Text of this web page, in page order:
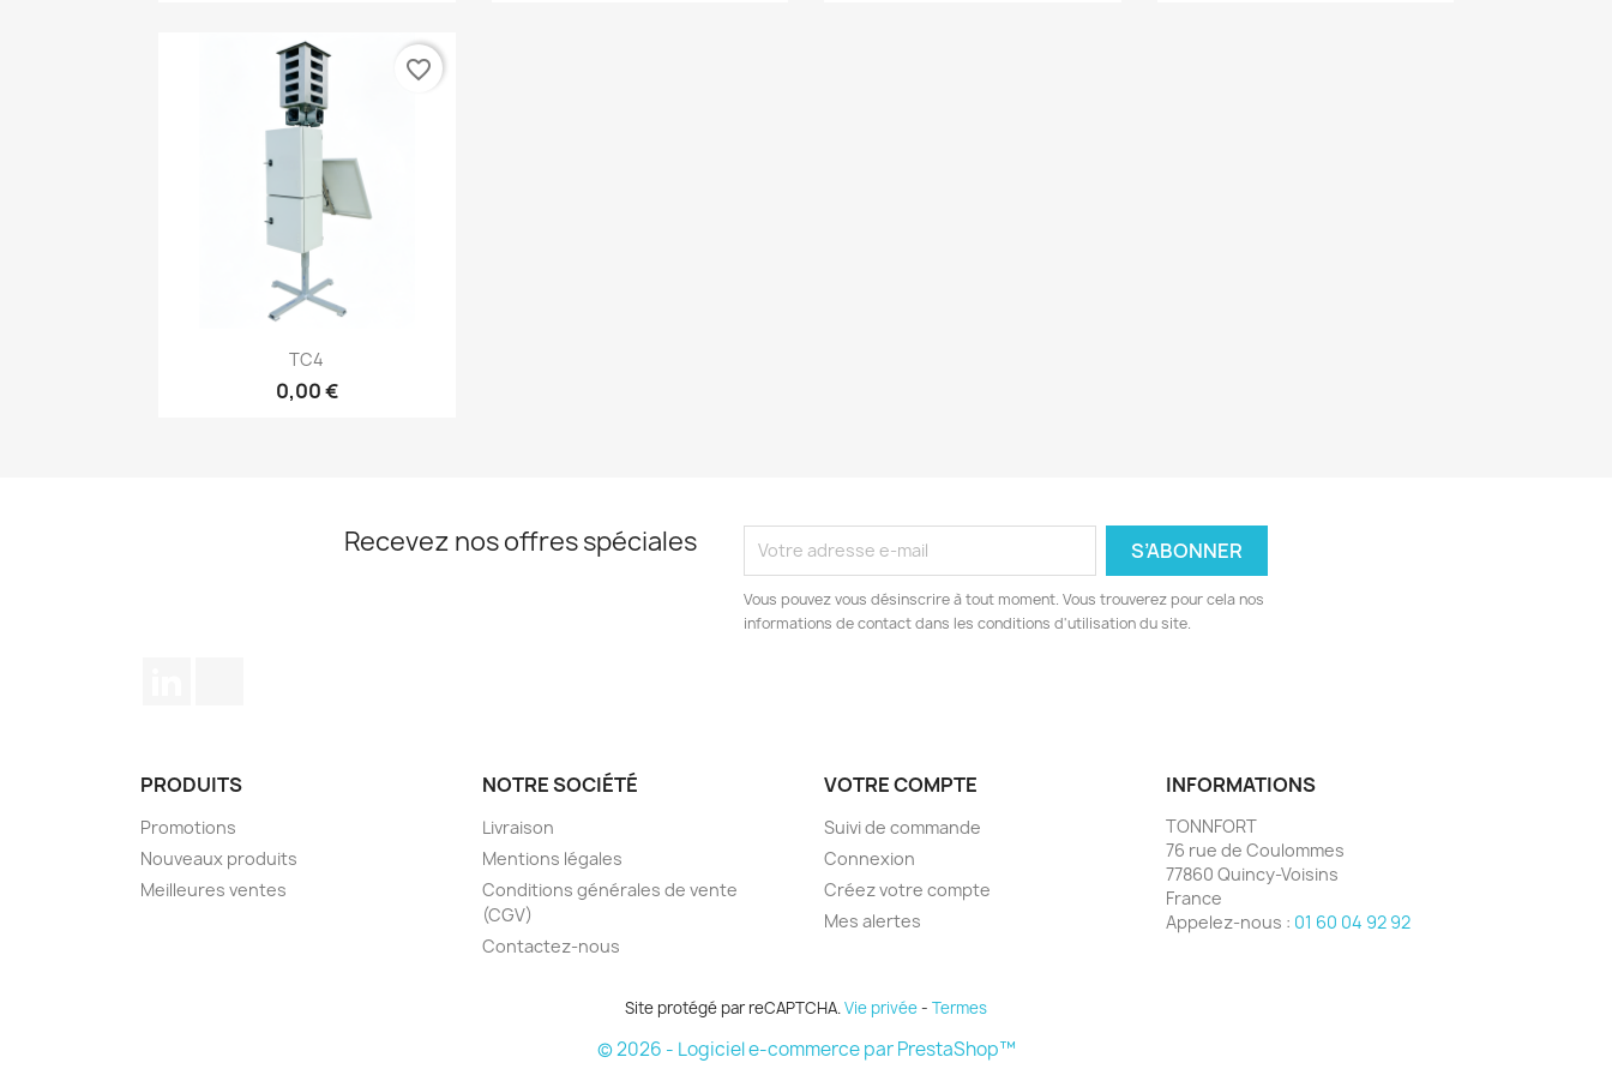
Aperçu rapide
TC4
0,00 €
favorite_border
Recevez nos offres spéciales
Vous pouvez vous désinscrire à tout moment. Vous trouverez pour cela nos
informations de contact dans les conditions d'utilisation du site.
PRODUITS
Promotions
Nouveaux produits
Meilleures ventes
NOTRE SOCIÉTÉ
Livraison
Mentions légales
Conditions générales de vente
(CGV)
Contactez-nous
VOTRE COMPTE
Suivi de commande
Connexion
Créez votre compte
Mes alertes
INFORMATIONS
TONNFORT
76 rue de Coulommes
77860 Quincy-Voisins
France
Appelez-nous : 01 60 04 92 92
Site protégé par reCAPTCHA.Vie privée- Termes
© 2026 - Logiciel e-commerce par PrestaShop™